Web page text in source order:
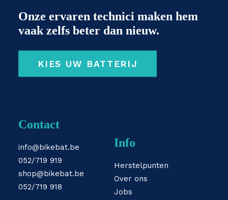
Onze ervaren technici maken hem
vaak zelfs beter dan nieuw.
KIES UW BATTERIJ
Contact
info@bikebat.be
052/719 919
shop@bikebat.be
052/719 918
Info
Herstelpunten
Over ons
Jobs